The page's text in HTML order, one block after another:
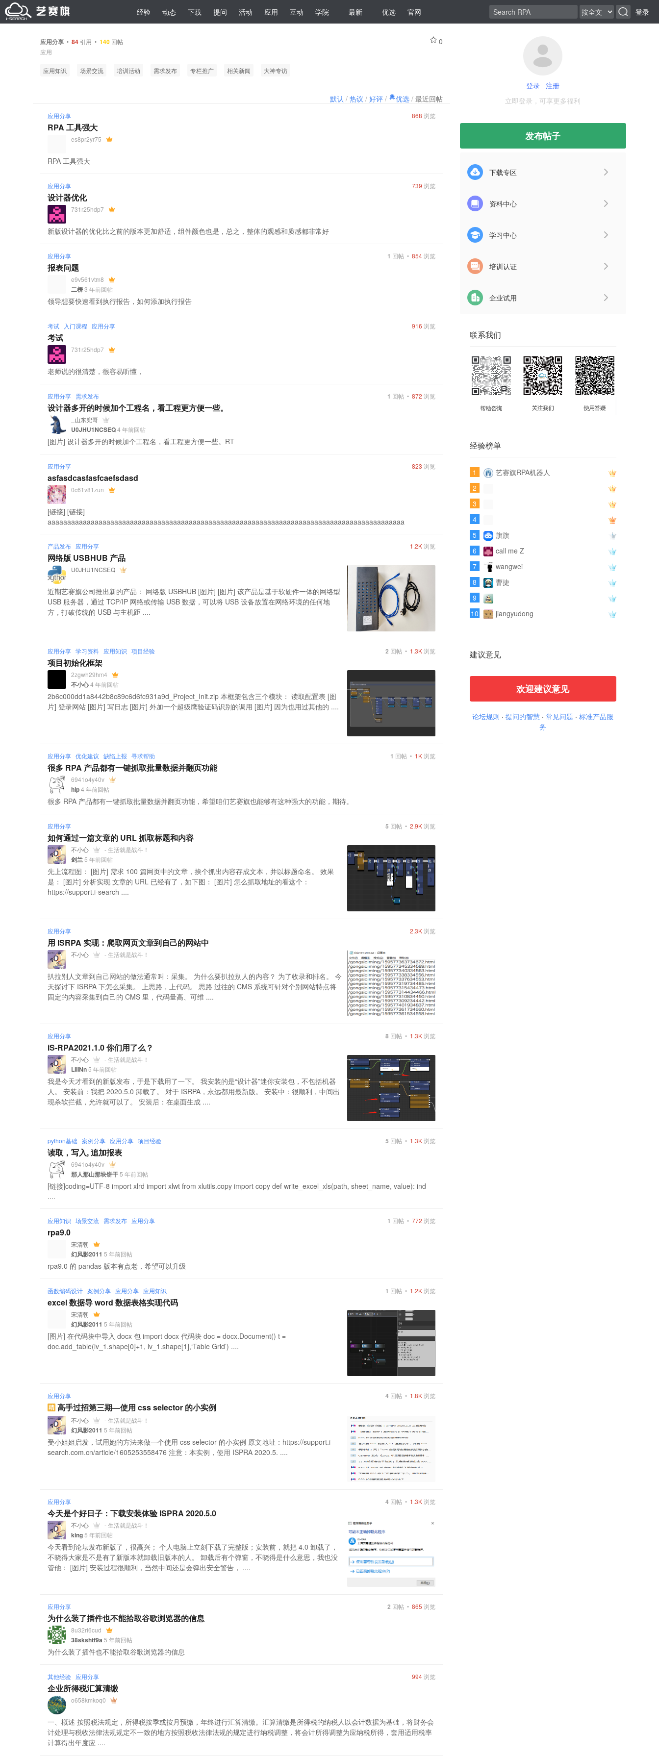
经验 动态 下载 提问 活动 应用 互动 学院 最新 优选 官网 登录
应用分享 •84 引用 •140 回帖
应用
0
应用知识 场景交流 培训活动 需求发布 专栏推广 相关新闻 大神专访
默认 /热议 /好评 / 优选 /最近回帖
应用分享 868 浏览
RPA 工具强大
es8pr2yr75
RPA 工具强大
应用分享 739 浏览
设计器优化
731r25hdp7
新版设计器的优化比之前的版本更加舒适，组件颜色也是，总之，整体的观感和质感都非常好
应用分享 1 回帖 •854浏览
报表问题
e9v561vtm8
二楞3 年前回帖
领导想要快速看到执行报告，如何添加执行报告
考试 入门课程 应用分享 916 浏览
考试
731r25hdp7
老师说的很清楚，很容易听懂，
应用分享 需求发布 1 回帖 •872 浏览
设计器多开的时候加个工程名，看工程更方便一些。
_山东兜哥
U0JHU1NCSEQ4 年前回帖
[图片] 设计器多开的时候加个工程名，看工程更方便一些。RT
应用分享 823 浏览
asfasdcasfasfcaefsdasd
0c61v81zun
[链接] [链接]
aaaaaaaaaaaaaaaaaaaaaaaaaaaaaaaaaaaaaaaaaaaaaaaaaaaaaaaaaaaaaaaaaaaaaaaaaaaaaaaaaaaaaaaaaaa
产品发布 应用分享 1.2K浏览
网络版 USBHUB 产品
U0JHU1NCSEQ
近期艺赛旗公司推出新的产品： 网络版 USBHUB [图片] [图片] 该产品是基于软硬件一体的网络型
USB 服务器，通过 TCP/IP 网络或传输 USB 数据，可以将 USB 设备放置在网络环境的任何地
方，打破传统的 USB 与主机距 ....
应用分享 学习资料 应用知识 项目经验 2 回帖 • 1.3K浏览
项目初始化框架
2zgwh29hm4
不小心4 年前回帖
2b6c000dd1a8442b8c89c6d6fc931a9d_Project_Init.zip 本框架包含三个模块： 读取配置表 [图
片] 登录网站 [图片] 写日志 [图片] 外加一个超级鹰验证码识别的调用 [图片] 因为也用过其他的 ....
应用分享 优化建议 缺陷上报 寻求帮助 1 回帖 • 1K浏览
很多 RPA 产品都有一键抓取批量数据并翻页功能
6941o4y40v
hip4 年前回帖
很多 RPA 产品都有一键抓取批量数据并翻页功能，希望咱们艺赛旗也能够有这种强大的功能，期待。
应用分享 5 回帖 •2.9K浏览
如何通过一篇文章的 URL 抓取标题和内容
不小心 - 生活就是战斗！
剑兰5 年前回帖
先上流程图： [图片] 需求 100 篇网页中的文章，挨个抓出内容存成文本，并以标题命名。 效果
是： [图片] 分析实现 文章的 URL 已经有了，如下图： [图片] 怎么抓取地址的看这个：
https://support.i-search ....
应用分享 2.3K浏览
用 ISRPA 实现：爬取网页文章到自己的网站中
不小心 - 生活就是战斗！
扒拉别人文章到自己网站的做法通常叫：采集。 为什么要扒拉别人的内容？ 为了收录和排名。 今
天探讨下 ISRPA 下怎么采集。 上思路，上代码。 思路 过往的 CMS 系统可针对个别网站特点将
固定的内容采集到自己的 CMS 里，代码量高、可维 ....
应用分享 8 回帖 • 1.3K浏览
iS-RPA2021.1.0 你们用了么？
不小心 - 生活就是战斗！
LlIiNn5 年前回帖
我是今天才看到的新版发布，于是下载用了一下。 我安装的是“设计器”迷你安装包，不包括机器
人。 安装前：我把 2020.5.0 卸载了。 对于 ISRPA，永远都用最新版。 安装中：很顺利，中间出
现杀软拦截，允许就可以了。 安装后：在桌面生成 ....
python基础 案例分享 应用分享 项目经验 5 回帖 • 1.3K浏览
读取，写入, 追加报表
6941o4y40v
那人那山那块饼干5 年前回帖
[链接]coding=UTF-8 import xlrd import xlwt from xlutils.copy import copy def write_excel_xls(path, sheet_name, value): ind
....
应用知识 场景交流 需求发布 应用分享 1 回帖 •772 浏览
rpa9.0
宋清朝
幻风影2011 5 年前回帖
rpa9.0 的 pandas 版本有点老，希望可以升级
函数编码设计 案例分享 应用分享 应用知识 1 回帖 • 1.2K浏览
excel 数据导 word 数据表格实现代码
宋清朝
幻风影2011 5 年前回帖
[图片] 在代码块中导入 docx 包 import docx 代码块 doc = docx.Document() t =
doc.add_table(lv_1.shape[0]+1, lv_1.shape[1],‘Table Grid’) ....
应用分享 4 回帖 • 1.8K浏览
高手过招第三期—使用 css selector 的小实例
不小心 - 生活就是战斗！
幻风影2011 5 年前回帖
受小姐姐启发，试用她的方法来做一个使用 css selector 的小实例 原文地址：https://support.i-
search.com.cn/article/1605253558476 注意：本实例，使用 ISPRA 2020.5. ....
应用分享 4 回帖 • 1.3K浏览
今天是个好日子：下载安装体验 ISPRA 2020.5.0
不小心 - 生活就是战斗！
king5 年前回帖
今天看到论坛发布新版了，很高兴； 个人电脑上立刻下载了完整版；安装前，就把 4.0 卸载了，
不晓得大家是不是有了新版本就卸载旧版本的人。 卸载后有个弹窗，不晓得是什么意思，我也没
管他： [图片] 安装过程很顺利，当然中间还是会弹出安全警告， ....
应用分享 2 回帖 •865 浏览
为什么装了插件也不能拾取谷歌浏览器的信息
8u32ri6cud
38skshtf9a 5 年前回帖
为什么装了插件也不能拾取谷歌浏览器的信息
其他经验 应用分享 994浏览
企业所得税汇算清缴
o658kmkoq0
一、概述 按照税法规定，所得税按季或按月预缴，年终进行汇算清缴。汇算清缴是所得税的纳税人以会计数据为基础，将财务会
计处理与税收法律法规规定不一致的地方按照税收法律法规的规定进行纳税调整，将会计所得调整为应纳税所得，套用适用税率
计算得出年度应 ....
登录
注册
立即登录，可享更多福利
发布帖子
下载专区
资料中心
学习中心
培训认证
企业试用
联系我们
经验榜单
1
艺赛旗RPA机器人
2
3
4
5
旗旗
6
call me Z
7
wangwei
8
曹捷
9
10
jiangyudong
建议意见
欢迎建议意见
论坛规则 ·提问的智慧 ·常见问题 ·标准产品服
务